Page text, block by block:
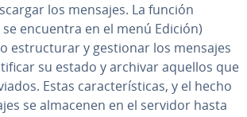
los mensajes. La función
se encuentra en el menú Edición)
es­tru­c­tu­rar y gestionar los mensajes
su estado y archivar aquellos que
Estas ca­ra­c­te­rí­s­ti­cas, y el hecho
se almacenen en el servidor hasta